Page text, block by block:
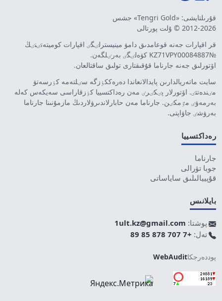
قۇرىلتايشى: «Tengri Gold» جشس
2012-2026 © ۇلت پورتالى
قر اقپارات جەنە قوعامدىق دامۋ مينيسترلٸگٸ اقپارات كوميتەتٸنٸڭ
№KZ71VPY00084887 كۋەلٸگٸ بەرٸلگەن.
اۆتورلىق جەنە جارناما قۇقىقتارى تولىق ساقتالعان.
سايت ماتەريالدارىن پايدالانعاندا دەرەككٶزگە سٸلتەمە كٶرسەتۋ
مٸندەتتٸ. اۆتورلار پٸكٸرٸ مەن رەداكتسييا كٶزقاراسى سەيكەس كەلە
بەرمەۋٸ مٷمكٸن. جارناما مەن حابارلاندىرۋلاردىڭ مازمۇنىنا جارناما
بەرۋشٸ جاۋاپتى.
رەداكتسييا
جارناما
جوبا تۋرالى
قۇپييالىلىق ساياساتى
بايلانىس
پوشتا: 1ult.kz@gmail.com
تەل: +7 707 878 85 89
پوددەرجكاWebAudit